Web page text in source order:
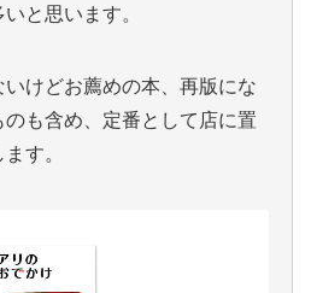
と思います。
けどお薦めの本、再版にな
も含め、定番として店に置
す。